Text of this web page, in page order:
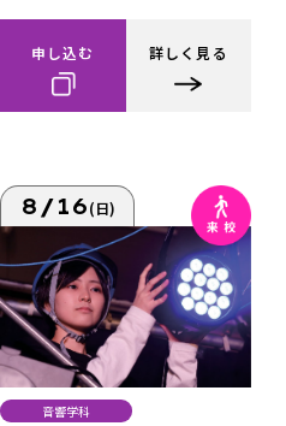
申し込む 詳しく見る
8/16(日)
音響学科